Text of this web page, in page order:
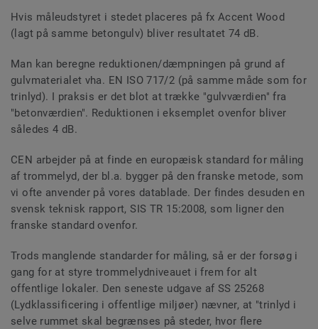
Hvis måleudstyret i stedet placeres på fx Accent Wood
(lagt på samme betongulv) bliver resultatet 74 dB.
Man kan beregne reduktionen/dæmpningen på grund af
gulvmaterialet vha. EN ISO 717/2 (på samme måde som for
trinlyd). I praksis er det blot at trække "gulvværdien" fra
"betonværdien". Reduktionen i eksemplet ovenfor bliver
således 4 dB.
CEN arbejder på at finde en europæisk standard for måling
af trommelyd, der bl.a. bygger på den franske metode, som
vi ofte anvender på vores datablade. Der findes desuden en
svensk teknisk rapport, SIS TR 15:2008, som ligner den
franske standard ovenfor.
Trods manglende standarder for måling, så er der forsøg i
gang for at styre trommelydniveauet i frem for alt
offentlige lokaler. Den seneste udgave af SS 25268
(Lydklassificering i offentlige miljøer) nævner, at "trinlyd i
selve rummet skal begrænses på steder, hvor flere